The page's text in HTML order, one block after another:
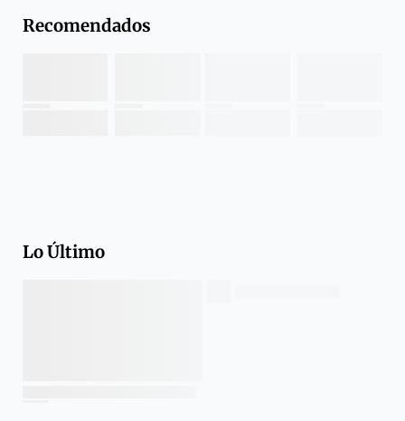
Recomendados
Lo Último